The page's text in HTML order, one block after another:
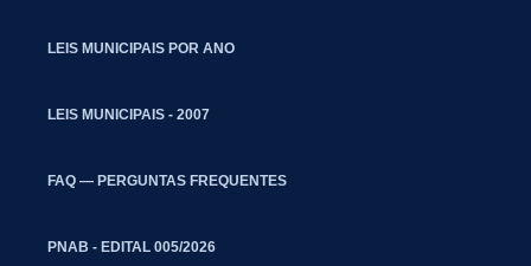
LEIS MUNICIPAIS POR ANO
LEIS MUNICIPAIS - 2007
FAQ — PERGUNTAS FREQUENTES
PNAB - EDITAL 005/2026